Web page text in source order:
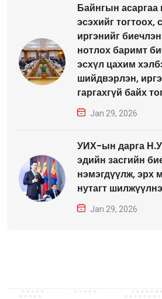
Байнгын асаргаа
эсэхийг тогтоох,
иргэнийг
нотлох баримт
эсхүл цахим
шийдвэрлэн,
гаргахгүй байх
Jan 29, 2026
УИХ-ын дарга
эдийн засгийн
нэмэгдүүлж, эрх
нутагт шилжүүлнэ
Jan 29, 2026